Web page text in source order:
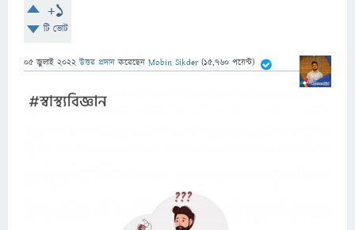
+1
টি ভোট
05 জুলাই 2022 উত্তর প্রদান করেছেন Mobin Sikder (15,760 পয়েন্ট)